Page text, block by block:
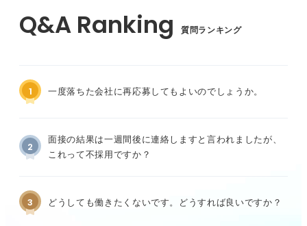
質問ランキング
1 一度落ちた会社に再応募してもよいのでしょうか。
2
面接の結果は一週間後に連絡しますと言われましたが、
これって不採用ですか？
3 どうしても働きたくないです。どうすれば良いですか？